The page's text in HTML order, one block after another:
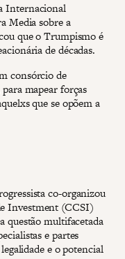
Internacional
Media sobre a
que o Trumpismo é
de décadas.
consórcio de
mapear forças
que se opõem a
co-organizou
Investment (CCSI)
questão multifacetada
e partes
e o potencial